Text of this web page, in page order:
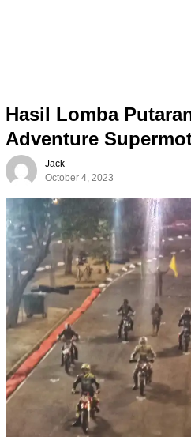
Hasil Lomba
Adventure
Jack
October 4, 2023